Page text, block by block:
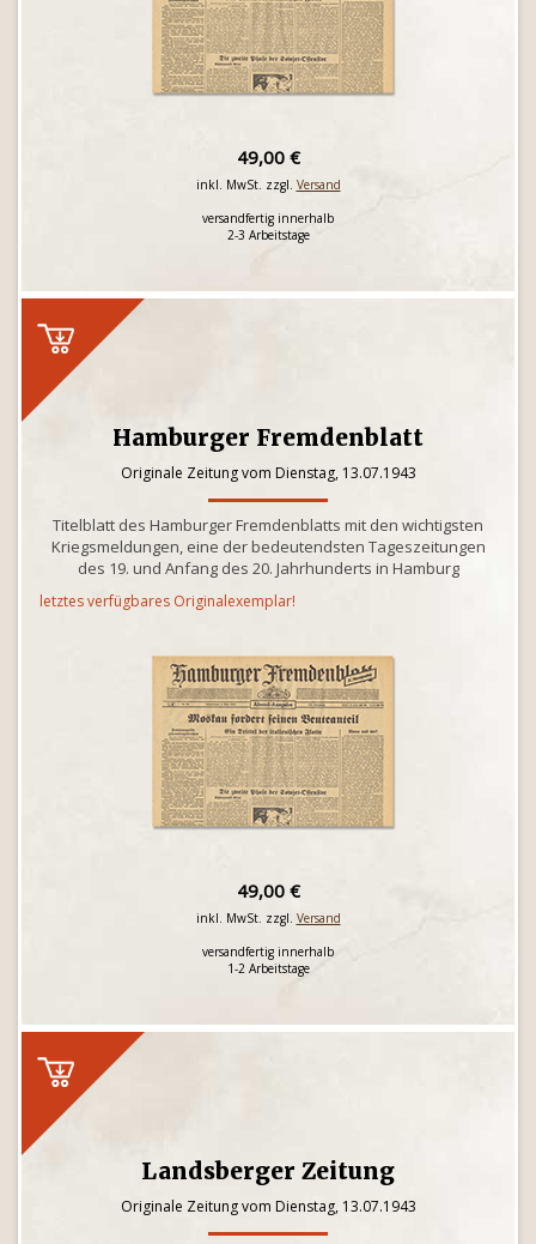
49,00 €
inkl. MwSt. zzgl. Versand
versandfertig innerhalb
2-3 Arbeitstage
Hamburger Fremdenblatt
Originale Zeitung vom Dienstag, 13.07.1943
Titelblatt des Hamburger Fremdenblatts mit den wichtigsten
Kriegsmeldungen, eine der bedeutendsten Tageszeitungen
des 19. und Anfang des 20. Jahrhunderts in Hamburg
letztes verfügbares Originalexemplar!
49,00 €
inkl. MwSt. zzgl. Versand
versandfertig innerhalb
1-2 Arbeitstage
Landsberger Zeitung
Originale Zeitung vom Dienstag, 13.07.1943